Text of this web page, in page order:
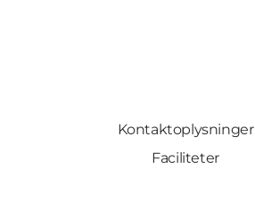
Kontaktoplysninger
Faciliteter